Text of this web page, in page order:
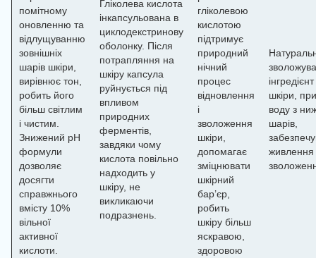
помітному
оновленню та
відлущуванню
зовнішніх
шарів шкіри,
вирівнює тон,
робить його
більш світлим
і чистим.
Знижений pH
формули
дозволяє
досягти
справжнього
вмісту 10%
вільної
активної
кислоти.
Гліколева кислота
інкапсульована в
циклодекстринову
оболонку. Після
потрапляння на
шкіру капсула
руйнується під
впливом
природних
ферментів,
завдяки чому
кислота повільно
надходить у
шкіру, не
викликаючи
подразнень.
гліколевою
кислотою
підтримує
природний
нічний
процес
відновлення
і
зволоження
шкіри,
допомагає
зміцнювати
шкірний
бар’єр,
робить
шкіру більш
яскравою,
здоровою
інгредієнт
шкіри,
воду з
шарів,
живлення